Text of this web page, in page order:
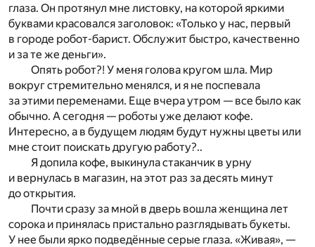
глаза. Он протянул мне листовку, на которой яркими
буквами красовался заголовок: «Только у нас, первый
в городе робот-барист. Обслужит быстро, качественно
и за те же деньги».
Опять робот?! У меня голова кругом шла. Мир
вокруг стремительно менялся, и я не поспевала
за этими переменами. Еще вчера утром — все было как
обычно. А сегодня — роботы уже делают кофе.
Интересно, а в будущем людям будут нужны цветы или
мне стоит поискать другую работу?..
Я допила кофе, выкинула стаканчик в урну
и вернулась в магазин, на этот раз за десять минут
до открытия.
Почти сразу за мной в дверь вошла женщина лет
сорока и принялась пристально разглядывать букеты.
У нее были ярко подведённые серые глаза. «Живая», —